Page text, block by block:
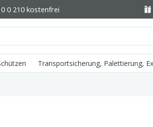
0 210 kostenfrei
Transportsicherung, Palettierung,